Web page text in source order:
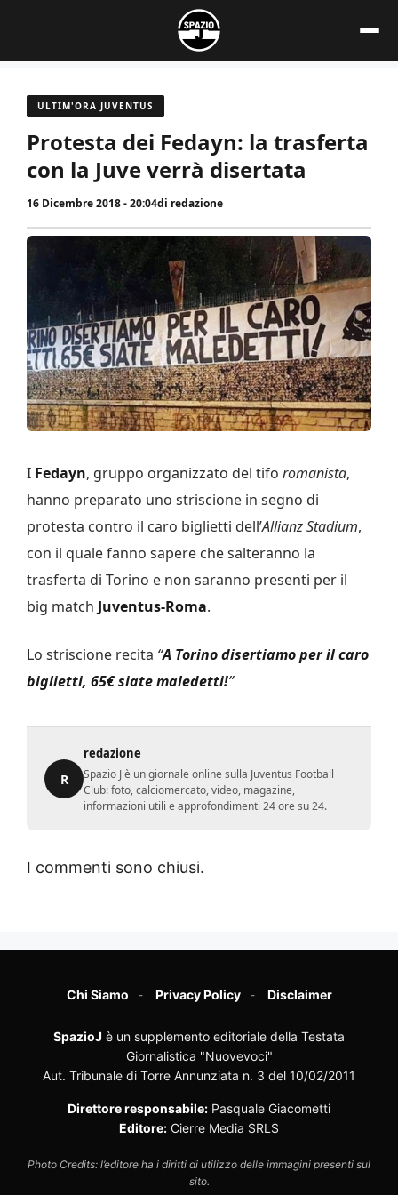
contenuto
ULTIM'ORA JUVENTUS
Protesta dei Fedayn: la trasferta
con la Juve verrà disertata
16 Dicembre 2018 - 20:04di redazione
I Fedayn, gruppo organizzato del tifo romanista,
hanno preparato uno striscione in segno di
protesta contro il caro biglietti dell’Allianz Stadium,
con il quale fanno sapere che salteranno la
trasferta di Torino e non saranno presenti per il
big match Juventus-Roma.
Lo striscione recita “A Torino disertiamo per il caro
biglietti, 65€ siate maledetti!”
R
redazione
Spazio J è un giornale online sulla Juventus Football
Club: foto, calciomercato, video, magazine,
informazioni utili e approfondimenti 24 ore su 24.
I commenti sono chiusi.
Chi Siamo Privacy Policy Disclaimer
SpazioJ è un supplemento editoriale della Testata
Giornalistica "Nuovevoci"
Aut. Tribunale di Torre Annunziata n. 3 del 10/02/2011
Direttore responsabile: Pasquale Giacometti
Editore: Cierre Media SRLS
Photo Credits: l’editore ha i diritti di utilizzo delle immagini presenti sul
sito.